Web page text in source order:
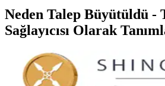
Neden Talep Büyütüldü -
Sağlayıcısı Olarak